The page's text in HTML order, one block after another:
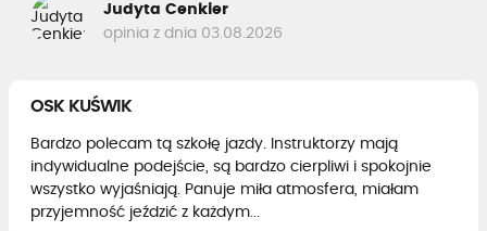
Judyta Cenkier
opinia z dnia 03.08.2026
OSK KUŚWIK
Bardzo polecam tą szkołę jazdy. Instruktorzy mają
indywidualne podejście, są bardzo cierpliwi i spokojnie
wszystko wyjaśniają. Panuje miła atmosfera, miałam
przyjemność jeździć z każdym...